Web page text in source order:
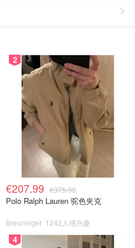
2
€207.99 €375.00
Polo Ralph Lauren 驼色夹克
Breuninger 1242人感兴趣
4